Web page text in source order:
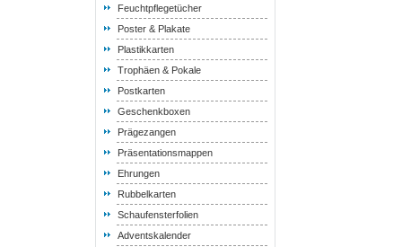
Feuchtpflegetücher
Poster & Plakate
Plastikkarten
Trophäen & Pokale
Postkarten
Geschenkboxen
Prägezangen
Präsentationsmappen
Ehrungen
Rubbelkarten
Schaufensterfolien
Adventskalender